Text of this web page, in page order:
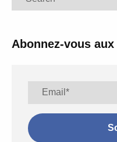
Abonnez-vous